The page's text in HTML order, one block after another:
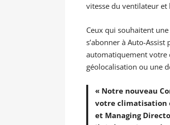
vitesse du ventilateur
Ceux qui souhaitent
s’abonner à Auto-
automatiquement votre
géolocalisation ou une
« Notre nouveau
votre climatisation
et Managing